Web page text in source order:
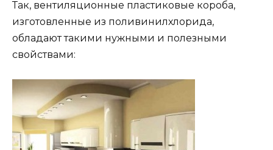
Так, вентиляционные пластиковые короба,
изготовленные из поливинилхлорида,
обладают такими нужными и полезными
свойствами: